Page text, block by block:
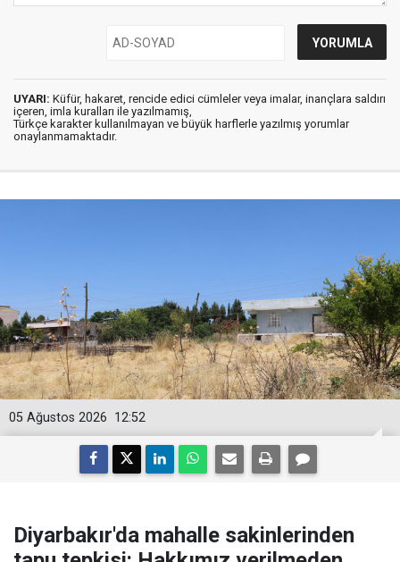
UYARI: Küfür, hakaret, rencide edici cümleler veya imalar, inançlara saldırı
içeren, imla kuralları ile yazılmamış,
Türkçe karakter kullanılmayan ve büyük harflerle yazılmış yorumlar
onaylanmamaktadır.
12:52
05 Ağustos 2026
Diyarbakır'da mahalle sakinlerinden